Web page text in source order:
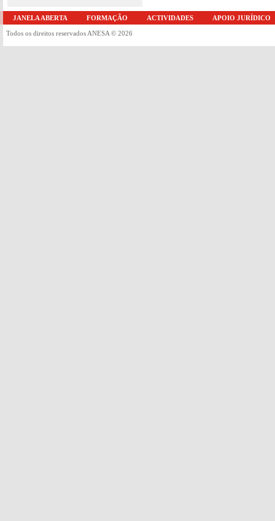
JANELA ABERTA FORMAÇÃO ACTIVIDADES APOIO JURÍDICO
Todos os direitos reservados ANESA © 2026